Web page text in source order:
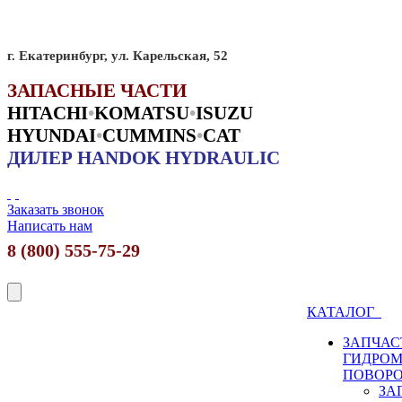
г. Екатеринбург, ул. Карельская, 52
ЗАПАСНЫЕ ЧАСТИ
HITACHI•KOMATSU•ISUZU
HYUNDAI•CUMMINS•CAT
ДИЛЕР HANDOK HYDRAULIC
Заказать звонок
Написать нам
8 (800) 555-75-29
КАТАЛОГ